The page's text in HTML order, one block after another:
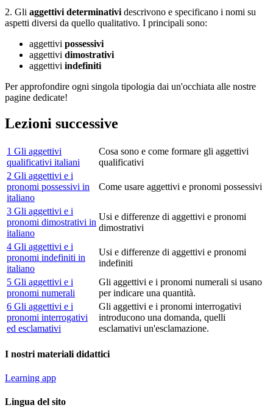
2. Gli aggettivi determinativi descrivono e specificano i nomi su
aspetti diversi da quello qualitativo. I principali sono:
aggettivi possessivi
aggettivi dimostrativi
aggettivi indefiniti
Per approfondire ogni singola tipologia dai un'occhiata alle nostre
pagine dedicate!
Lezioni successive
1 Gli aggettivi
qualificativi italiani
Cosa sono e come formare gli aggettivi
qualificativi
2 Gli aggettivi e i
pronomi possessivi in
italiano
Come usare aggettivi e pronomi possessivi
3 Gli aggettivi e i
pronomi dimostrativi in
italiano
Usi e differenze di aggettivi e pronomi
dimostrativi
4 Gli aggettivi e i
pronomi indefiniti in
italiano
Usi e differenze di aggettivi e pronomi
indefiniti
5 Gli aggettivi e i
pronomi numerali
Gli aggettivi e i pronomi numerali si usano
per indicare una quantità.
6 Gli aggettivi e i
pronomi interrogativi
ed esclamativi
Gli aggettivi e i pronomi interrogativi
introducono una domanda, quelli
esclamativi un'esclamazione.
I nostri materiali didattici
Learning app
Lingua del sito